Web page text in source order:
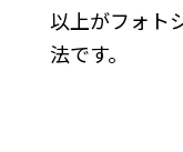
以上がフォト
法です。